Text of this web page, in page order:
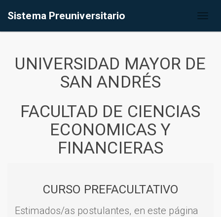
Sistema Preuniversitario
UNIVERSIDAD MAYOR DE
SAN ANDRÉS
FACULTAD DE CIENCIAS
ECONOMICAS Y
FINANCIERAS
CURSO PREFACULTATIVO
Estimados/as postulantes, en este página